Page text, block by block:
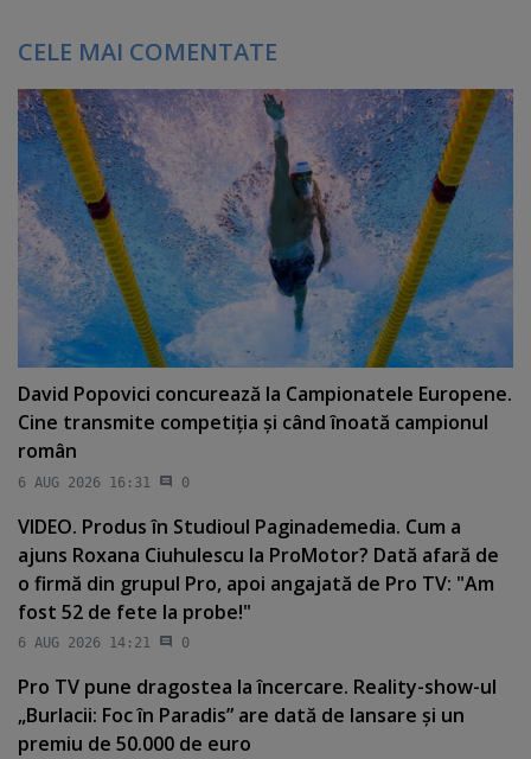
CELE MAI COMENTATE
David Popovici concurează la Campionatele Europene.
Cine transmite competiţia şi când înoată campionul
român
6 AUG 2026 16:31 0
VIDEO. Produs în Studioul Paginademedia. Cum a
ajuns Roxana Ciuhulescu la ProMotor? Dată afară de
o firmă din grupul Pro, apoi angajată de Pro TV: "Am
fost 52 de fete la probe!"
6 AUG 2026 14:21 0
Pro TV pune dragostea la încercare. Reality-show-ul
„Burlacii: Foc în Paradis” are dată de lansare şi un
premiu de 50.000 de euro